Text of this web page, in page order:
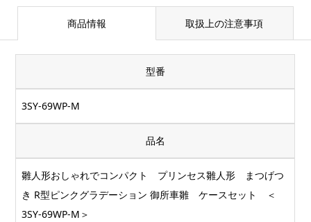
商品情報 取扱上の注意事項
型番
3SY-69WP-M
品名
雛人形おしゃれでコンパクト プリンセス雛人形 まつげつ
き R型ピンクグラデーション 御所車雛 ケースセット ＜
3SY-69WP-M＞